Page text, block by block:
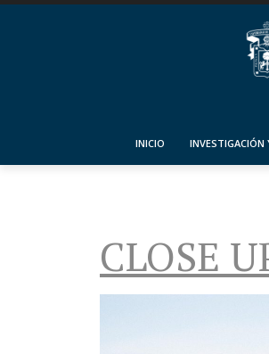
INICIO INVESTIGACIÓN
CLOSE